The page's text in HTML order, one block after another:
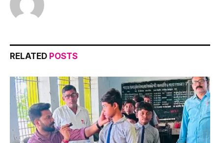
RELATED POSTS